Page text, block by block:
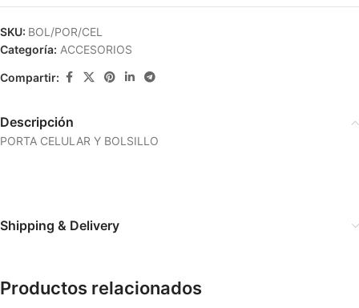
SKU: BOL/POR/CEL
Categoría: ACCESORIOS
Compartir:
Descripción
PORTA CELULAR Y BOLSILLO
Shipping & Delivery
Productos relacionados